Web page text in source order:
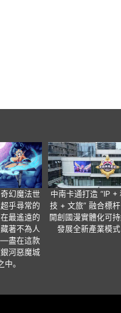
幻魔法世
乎尋常的
最遙遠的
著不為人
盡在這款
河惡魔城
中。
中南卡通打造 “IP +
技 + 文旅” 融合標杆
開創國漫實體化可
發展全新產業模式